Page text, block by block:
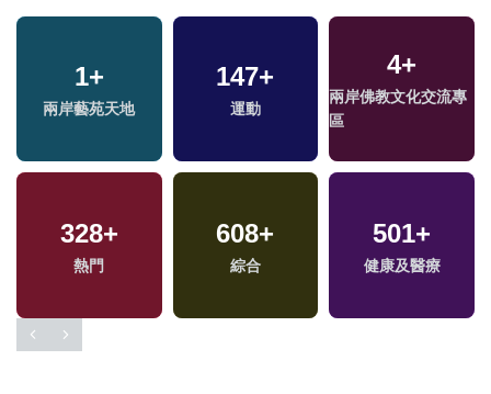
1+
兩岸藝苑天地
147+
運動
4+
兩岸佛教文化交流專
區
328+
熱門
608+
綜合
501+
健康及醫療